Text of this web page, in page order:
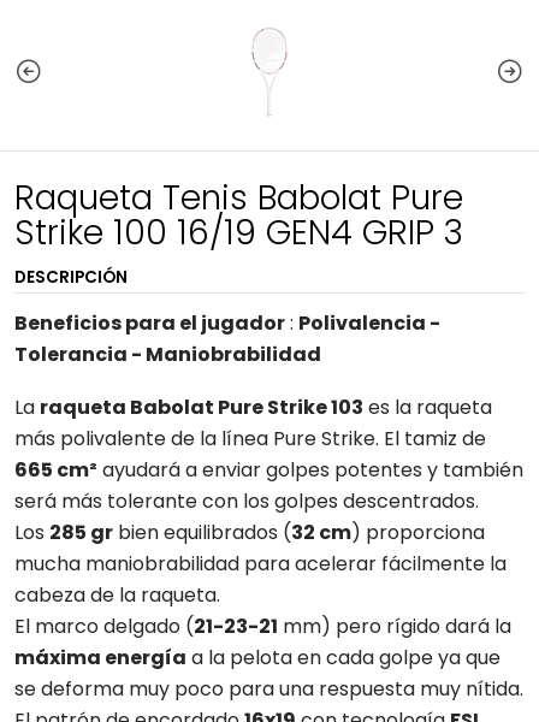
Raqueta Tenis Babolat Pure
Strike 100 16/19 GEN4 GRIP 3
DESCRIPCIÓN
Beneficios para el jugador: Polivalencia -
Tolerancia - Maniobrabilidad
La raqueta Babolat Pure Strike 103 es la raqueta
más polivalente de la línea Pure Strike. El tamiz de
665 cm² ayudará a enviar golpes potentes y también
será más tolerante con los golpes descentrados.
Los 285 gr bien equilibrados (32 cm) proporciona
mucha maniobrabilidad para acelerar fácilmente la
cabeza de la raqueta.
El marco delgado (21-23-21 mm) pero rígido dará la
máxima energía a la pelota en cada golpe ya que
se deforma muy poco para una respuesta muy nítida.